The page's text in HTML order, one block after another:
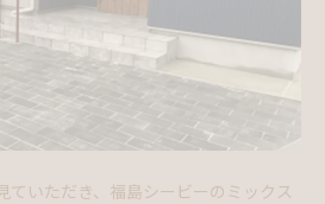
ていただき、福島シービーのミックス